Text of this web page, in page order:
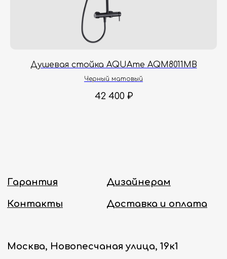
Душевая стойка AQUAme AQM8011MB
Черный матовый
42 400 ₽
Принимаем звонки и обрабатываем
заказы с понедельника по пятницу
Политика конфиденциальности